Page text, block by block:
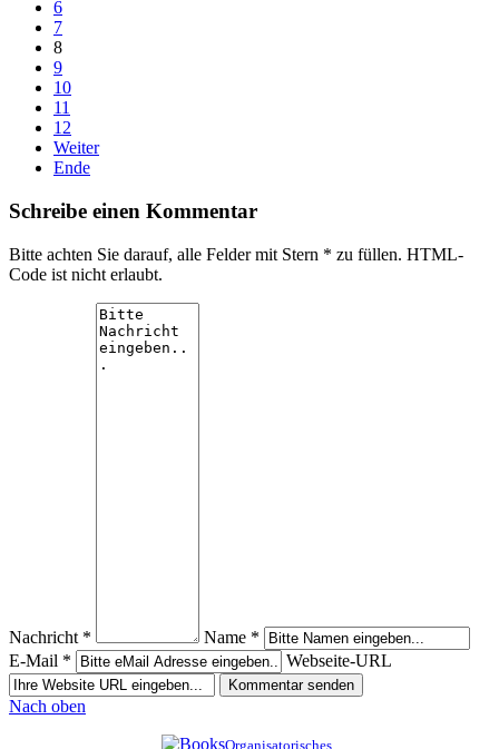
6
7
8
9
10
11
12
Weiter
Ende
Schreibe einen Kommentar
Bitte achten Sie darauf, alle Felder mit Stern * zu füllen. HTML-
Code ist nicht erlaubt.
Nachricht *
Name *
E-Mail *
Webseite-URL
Nach oben
Organisatorisches